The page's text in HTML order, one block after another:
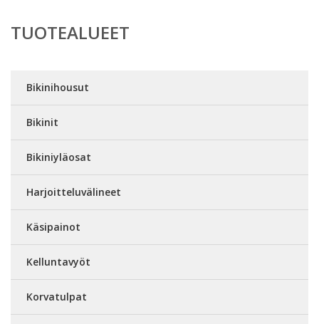
TUOTEALUEET
Bikinihousut
Bikinit
Bikiniyläosat
Harjoitteluvälineet
Käsipainot
Kelluntavyöt
Korvatulpat